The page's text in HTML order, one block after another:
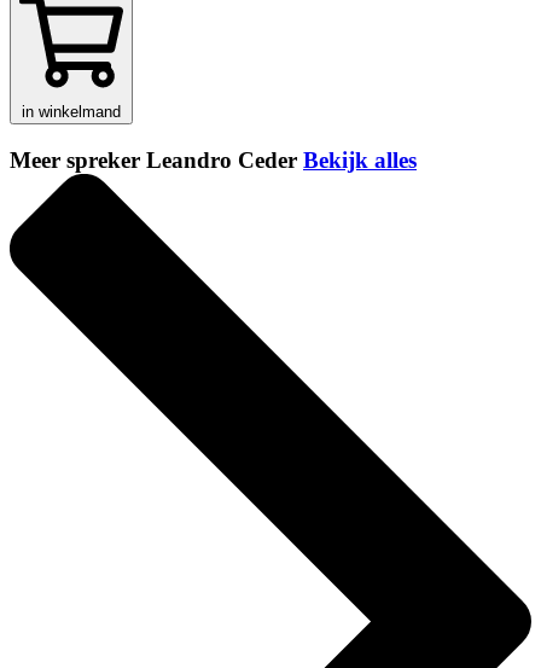
in winkelmand
Meer spreker Leandro Ceder Bekijk alles